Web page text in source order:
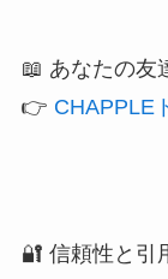
📖 あなたの友
👉 CHAPPLE
🔐 信頼性と引